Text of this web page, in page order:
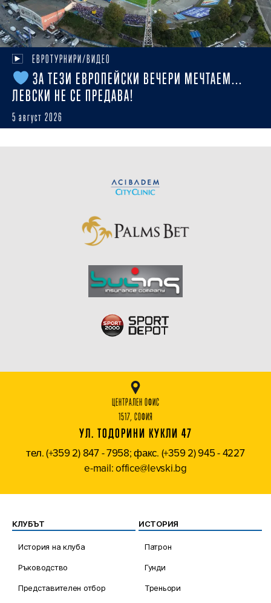
ЕВРОТУРНИРИ/ВИДЕО
ЗА ТЕЗИ ЕВРОПЕЙСКИ ВЕЧЕРИ МЕЧТАЕМ...
ЛЕВСКИ НЕ СЕ ПРЕДАВА!
5 август 2026
ЦЕНТРАЛЕН ОФИС
1517, СОФИЯ
УЛ. ТОДОРИНИ КУКЛИ 47
тел. (+359 2) 847 - 7958; факс. (+359 2) 945 - 4227
e-mail: office@levski.bg
КЛУБЪТ
История на клуба
Ръководство
Представителен отбор
ИСТОРИЯ
Патрон
Гунди
Треньори